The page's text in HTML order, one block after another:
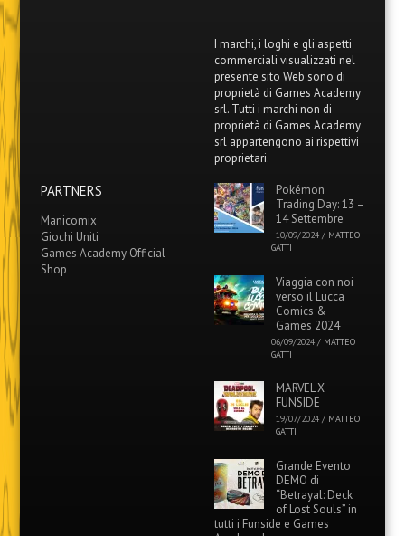
I marchi, i loghi e gli aspetti
commerciali visualizzati nel
presente sito Web sono di
proprietà di Games Academy
srl. Tutti i marchi non di
proprietà di Games Academy
srl appartengono ai rispettivi
proprietari.
PARTNERS
Manicomix
Giochi Uniti
Games Academy Official
Shop
Pokémon
Trading Day: 13 –
14 Settembre
10/09/2024 / MATTEO
GATTI
Viaggia con noi
verso il Lucca
Comics &
Games 2024
06/09/2024 / MATTEO
GATTI
MARVEL X
FUNSIDE
19/07/2024 / MATTEO
GATTI
Grande Evento
DEMO di
“Betrayal: Deck
of Lost Souls” in
tutti i Funside e Games